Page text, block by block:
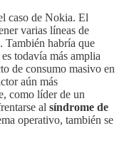
caso de Nokia. El
varias líneas de
. También habría que
todavía más amplia
de consumo masivo en
aún más
como líder de un
al síndrome de
operativo, también se